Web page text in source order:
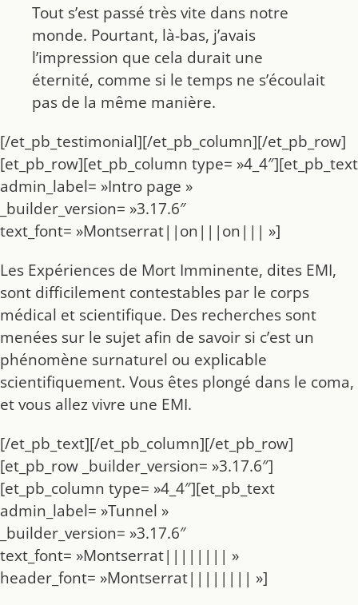
Tout s’est passé très vite dans notre
monde. Pourtant, là-bas, j’avais
l’impression que cela durait une
éternité, comme si le temps ne s’écoulait
pas de la même manière.
[/et_pb_testimonial][/et_pb_column][/et_pb_row]
[et_pb_row][et_pb_column type= »4_4″][et_pb_text
admin_label= »Intro page »
_builder_version= »3.17.6″
text_font= »Montserrat||on|||on||| »]
Les Expériences de Mort Imminente, dites EMI,
sont difficilement contestables par le corps
médical et scientifique. Des recherches sont
menées sur le sujet afin de savoir si c’est un
phénomène surnaturel ou explicable
scientifiquement. Vous êtes plongé dans le coma,
et vous allez vivre une EMI.
[/et_pb_text][/et_pb_column][/et_pb_row]
[et_pb_row _builder_version= »3.17.6″]
[et_pb_column type= »4_4″][et_pb_text
admin_label= »Tunnel »
_builder_version= »3.17.6″
text_font= »Montserrat|||||||| »
header_font= »Montserrat|||||||| »]